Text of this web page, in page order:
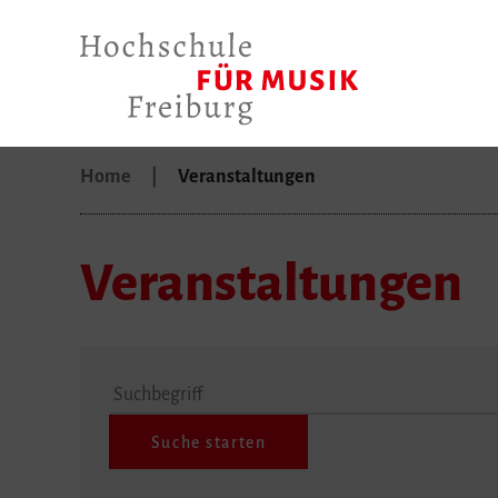
Home Veranstaltungen
Veranstaltungen
Suchbegriff